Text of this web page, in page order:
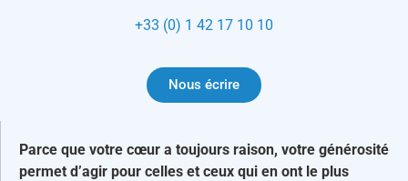
+33 (0) 1 42 17 10 10
Nous écrire
Parce que votre cœur a toujours raison, votre générosité
permet d’agir pour celles et ceux qui en ont le plus